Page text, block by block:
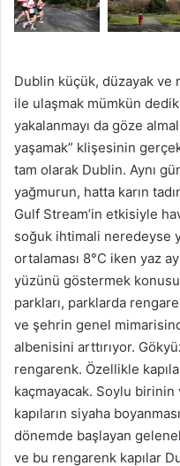
Dublin küçük, düzayak ve
ile ulaşmak mümkün
yakalanmayı da göze
yaşamak” klişesinin
tam olarak Dublin. Aynı
yağmurun, hatta karın
Gulf Stream’in etkisiyle
soğuk ihtimali neredeyse
ortalaması 8°C iken yaz
yüzünü göstermek
parkları, parklarda
ve şehrin genel
albenisini arttırıyor.
rengarenk. Özellikle
kaçmayacak. Soylu birinin
kapıların siyaha
dönemde başlayan
ve bu rengarenk kapılar